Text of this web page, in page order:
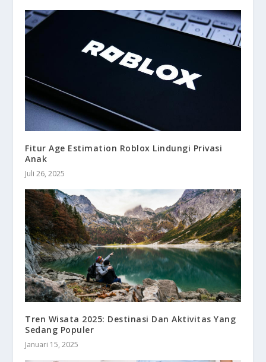
Fitur Age Estimation Roblox Lindungi Privasi
Anak
Juli 26, 2025
Tren Wisata 2025: Destinasi Dan Aktivitas Yang
Sedang Populer
Januari 15, 2025